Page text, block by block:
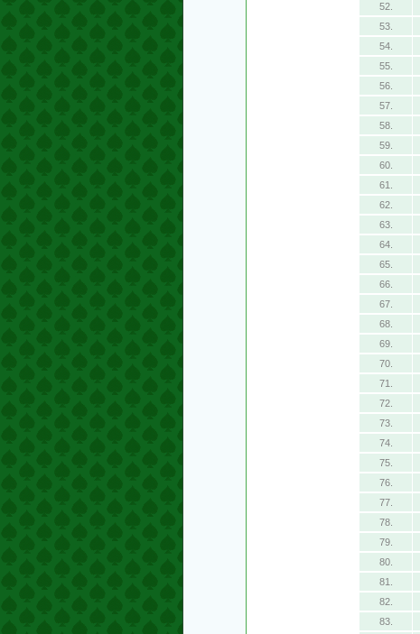
52.
53.
54.
55.
56.
57.
58.
59.
60.
61.
62.
63.
64.
65.
66.
67.
68.
69.
70.
71.
72.
73.
74.
75.
76.
77.
78.
79.
80.
81.
82.
83.